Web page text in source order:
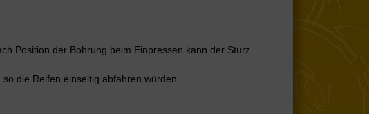
Position der Bohrung beim Einpressen kann der Sturz
die Reifen einseitig abfahren würden.